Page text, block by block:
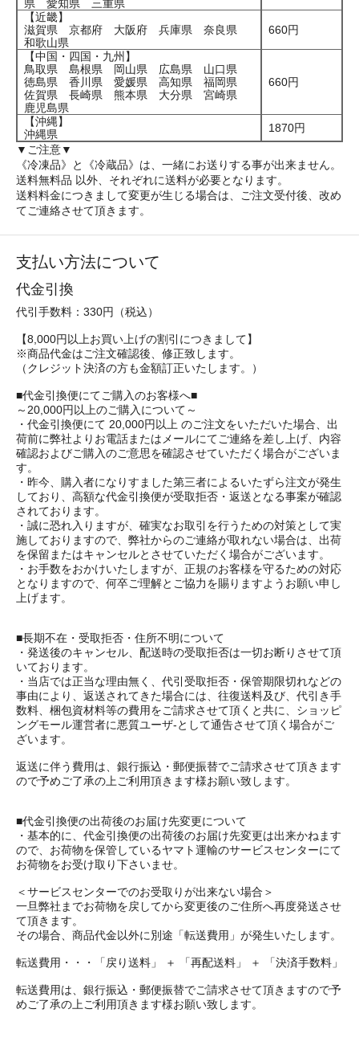
県 愛知県 三重県
【近畿】
滋賀県 京都府 大阪府 兵庫県 奈良県
和歌山県
660円
【中国・四国・九州】
鳥取県 島根県 岡山県 広島県 山口県
徳島県 香川県 愛媛県 高知県 福岡県
佐賀県 長崎県 熊本県 大分県 宮崎県
鹿児島県
660円
【沖縄】
沖縄県
1870円
▼ご注意▼
《冷凍品》と《冷蔵品》は、一緒にお送りする事が出来ません。
送料無料品 以外、それぞれに送料が必要となります。
送料料金につきまして変更が生じる場合は、ご注文受付後、改め
てご連絡させて頂きます。
支払い方法について
代金引換
代引手数料：330円（税込）
【8,000円以上お買い上げの割引につきまして】
※商品代金はご注文確認後、修正致します。
（クレジット決済の方も金額訂正いたします。）
■代金引換便にてご購入のお客様へ■
～20,000円以上のご購入について～
・代金引換便にて 20,000円以上 のご注文をいただいた場合、出
荷前に弊社よりお電話またはメールにてご連絡を差し上げ、内容
確認およびご購入のご意思を確認させていただく場合がございま
す。
・昨今、購入者になりすました第三者によるいたずら注文が発生
しており、高額な代金引換便が受取拒否・返送となる事案が確認
されております。
・誠に恐れ入りますが、確実なお取引を行うための対策として実
施しておりますので、弊社からのご連絡が取れない場合は、出荷
を保留またはキャンセルとさせていただく場合がございます。
・お手数をおかけいたしますが、正規のお客様を守るための対応
となりますので、何卒ご理解とご協力を賜りますようお願い申し
上げます。
■長期不在・受取拒否・住所不明について
・発送後のキャンセル、配送時の受取拒否は一切お断りさせて頂
いております。
・当店では正当な理由無く、代引受取拒否・保管期限切れなどの
事由により、返送されてきた場合には、往復送料及び、代引き手
数料、梱包資材料等の費用をご請求させて頂くと共に、ショッピ
ングモール運営者に悪質ユーザ-として通告させて頂く場合がご
ざいます。
返送に伴う費用は、銀行振込・郵便振替でご請求させて頂きます
ので予めご了承の上ご利用頂きます様お願い致します。
■代金引換便の出荷後のお届け先変更について
・基本的に、代金引換便の出荷後のお届け先変更は出来かねます
ので、お荷物を保管しているヤマト運輸のサービスセンターにて
お荷物をお受け取り下さいませ。
＜サービスセンターでのお受取りが出来ない場合＞
一旦弊社までお荷物を戻してから変更後のご住所へ再度発送させ
て頂きます。
その場合、商品代金以外に別途「転送費用」が発生いたします。
転送費用・・・「戻り送料」 ＋ 「再配送料」 ＋ 「決済手数料」
転送費用は、銀行振込・郵便振替でご請求させて頂きますので予
めご了承の上ご利用頂きます様お願い致します。